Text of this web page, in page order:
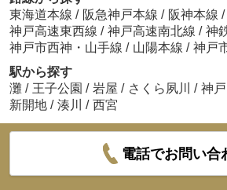
東海道本線 / 阪急神戸本線 / 阪神本線 /
神戸高速東西線 / 神戸高速南北線 / 神
神戸市西神・山手線 / 山陽本線 / 神戸
駅から探す
灘 / 王子公園 / 岩屋 / さくら夙川 / 神戸
新開地 / 湊川 / 西宮
電話でお問い合